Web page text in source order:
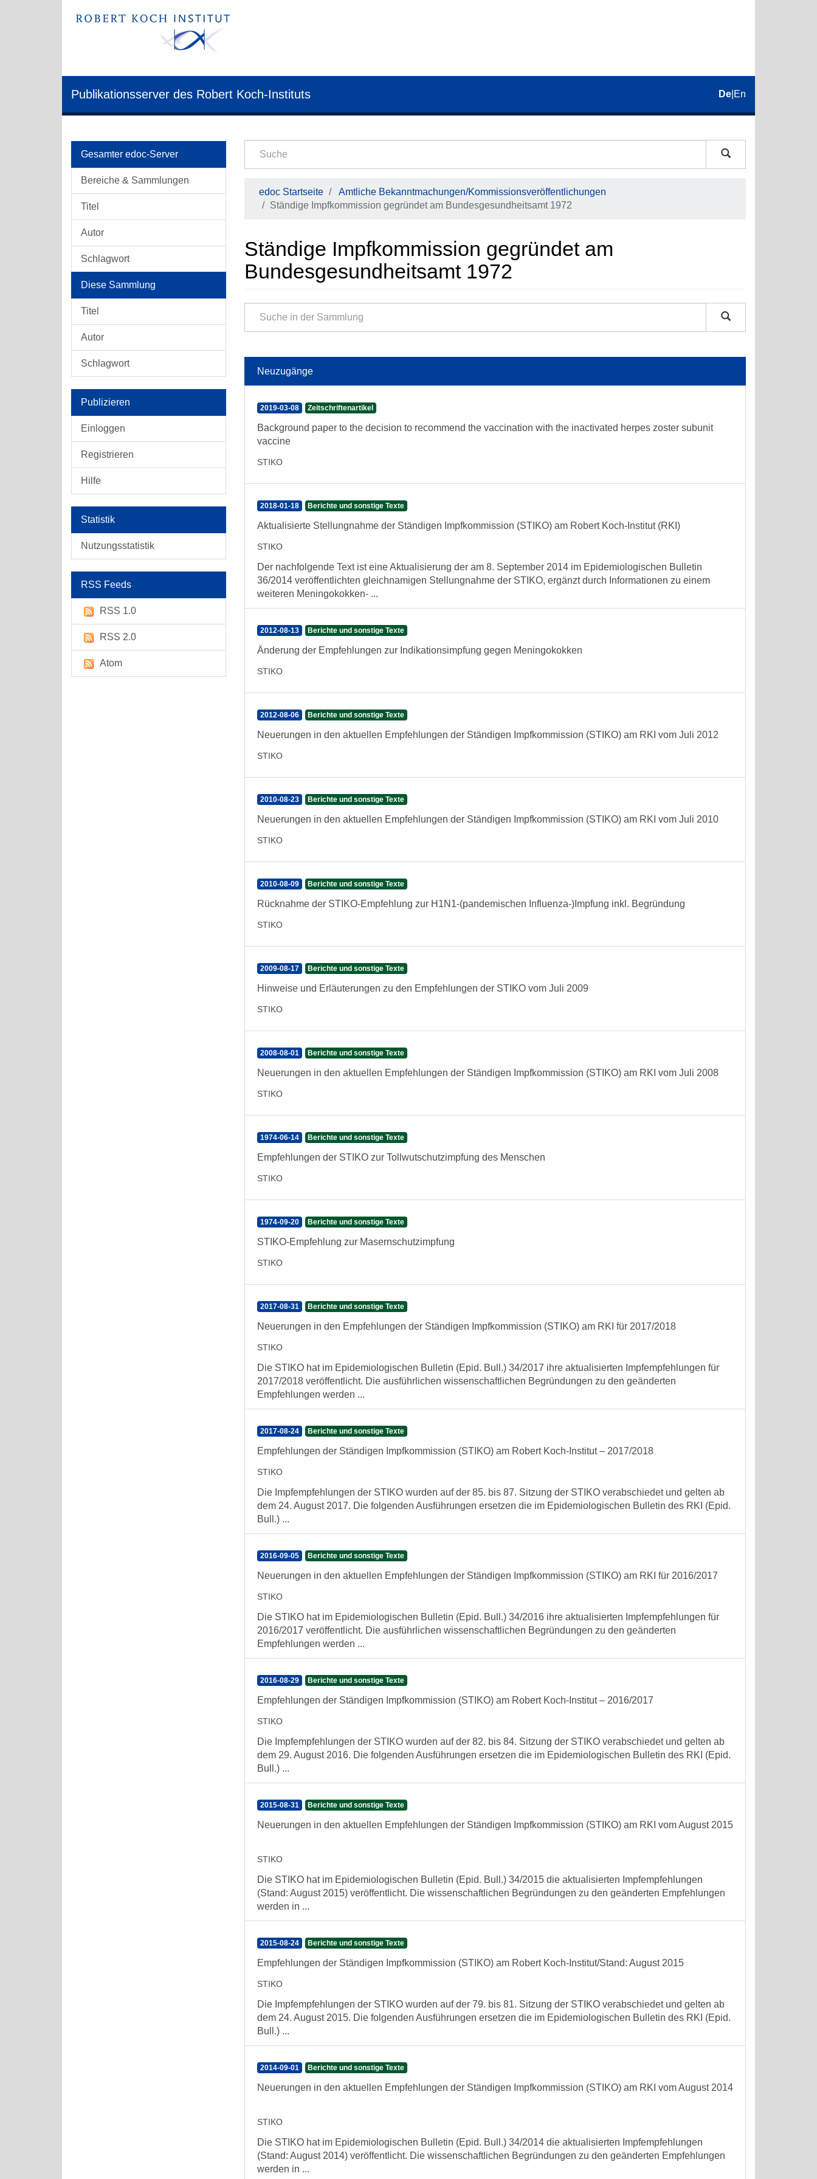
Publikationsserver des Robert Koch-Instituts De En
Gesamter edoc-Server
Bereiche & Sammlungen
Titel
Autor
Schlagwort
Diese Sammlung
Titel
Autor
Schlagwort
Publizieren
Einloggen
Registrieren
Hilfe
Statistik
Nutzungsstatistik
RSS Feeds
RSS 1.0
RSS 2.0
Atom
edoc Startseite
Amtliche Bekanntmachungen/Kommissionsveröffentlichungen
Ständige Impfkommission gegründet am Bundesgesundheitsamt 1972
Ständige Impfkommission gegründet am
Bundesgesundheitsamt 1972
Neuzugänge
2019-03-08 Zeitschriftenartikel
Background paper to the decision to recommend the vaccination with the inactivated herpes zoster subunit
vaccine
STIKO
2018-01-18 Berichte und sonstige Texte
Aktualisierte Stellungnahme der Ständigen Impfkommission (STIKO) am Robert Koch-Institut (RKI)
STIKO
Der nachfolgende Text ist eine Aktualisierung der am 8. September 2014 im Epidemiologischen Bulletin
36/2014 veröffentlichten gleichnamigen Stellungnahme der STIKO, ergänzt durch Informationen zu einem
weiteren Meningokokken- ...
2012-08-13 Berichte und sonstige Texte
Änderung der Empfehlungen zur Indikationsimpfung gegen Meningokokken
STIKO
2012-08-06 Berichte und sonstige Texte
Neuerungen in den aktuellen Empfehlungen der Ständigen Impfkommission (STIKO) am RKI vom Juli 2012
STIKO
2010-08-23 Berichte und sonstige Texte
Neuerungen in den aktuellen Empfehlungen der Ständigen Impfkommission (STIKO) am RKI vom Juli 2010
STIKO
2010-08-09 Berichte und sonstige Texte
Rücknahme der STIKO-Empfehlung zur H1N1-(pandemischen Influenza-)Impfung inkl. Begründung
STIKO
2009-08-17 Berichte und sonstige Texte
Hinweise und Erläuterungen zu den Empfehlungen der STIKO vom Juli 2009
STIKO
2008-08-01 Berichte und sonstige Texte
Neuerungen in den aktuellen Empfehlungen der Ständigen Impfkommission (STIKO) am RKI vom Juli 2008
STIKO
1974-06-14 Berichte und sonstige Texte
Empfehlungen der STIKO zur Tollwutschutzimpfung des Menschen
STIKO
1974-09-20 Berichte und sonstige Texte
STIKO-Empfehlung zur Masernschutzimpfung
STIKO
2017-08-31 Berichte und sonstige Texte
Neuerungen in den Empfehlungen der Ständigen Impfkommission (STIKO) am RKI für 2017/2018
STIKO
Die STIKO hat im Epidemiologischen Bulletin (Epid. Bull.) 34/2017 ihre aktualisierten Impfempfehlungen für
2017/2018 veröffentlicht. Die ausführlichen wissenschaftlichen Begründungen zu den geänderten
Empfehlungen werden ...
2017-08-24 Berichte und sonstige Texte
Empfehlungen der Ständigen Impfkommission (STIKO) am Robert Koch-Institut – 2017/2018
STIKO
Die Impfempfehlungen der STIKO wurden auf der 85. bis 87. Sitzung der STIKO verabschiedet und gelten ab
dem 24. August 2017. Die folgenden Ausführungen ersetzen die im Epidemiologischen Bulletin des RKI (Epid.
Bull.) ...
2016-09-05 Berichte und sonstige Texte
Neuerungen in den aktuellen Empfehlungen der Ständigen Impfkommission (STIKO) am RKI für 2016/2017
STIKO
Die STIKO hat im Epidemiologischen Bulletin (Epid. Bull.) 34/2016 ihre aktualisierten Impfempfehlungen für
2016/2017 veröffentlicht. Die ausführlichen wissenschaftlichen Begründungen zu den geänderten
Empfehlungen werden ...
2016-08-29 Berichte und sonstige Texte
Empfehlungen der Ständigen Impfkommission (STIKO) am Robert Koch-Institut – 2016/2017
STIKO
Die Impfempfehlungen der STIKO wurden auf der 82. bis 84. Sitzung der STIKO verabschiedet und gelten ab
dem 29. August 2016. Die folgenden Ausführungen ersetzen die im Epidemiologischen Bulletin des RKI (Epid.
Bull.) ...
2015-08-31 Berichte und sonstige Texte
Neuerungen in den aktuellen Empfehlungen der Ständigen Impfkommission (STIKO) am RKI vom August 2015
STIKO
Die STIKO hat im Epidemiologischen Bulletin (Epid. Bull.) 34/2015 die aktualisierten Impfempfehlungen
(Stand: August 2015) veröffentlicht. Die wissenschaftlichen Begründungen zu den geänderten Empfehlungen
werden in ...
2015-08-24 Berichte und sonstige Texte
Empfehlungen der Ständigen Impfkommission (STIKO) am Robert Koch-Institut/Stand: August 2015
STIKO
Die Impfempfehlungen der STIKO wurden auf der 79. bis 81. Sitzung der STIKO verabschiedet und gelten ab
dem 24. August 2015. Die folgenden Ausführungen ersetzen die im Epidemiologischen Bulletin des RKI (Epid.
Bull.) ...
2014-09-01 Berichte und sonstige Texte
Neuerungen in den aktuellen Empfehlungen der Ständigen Impfkommission (STIKO) am RKI vom August 2014
STIKO
Die STIKO hat im Epidemiologischen Bulletin (Epid. Bull.) 34/2014 die aktualisierten Impfempfehlungen
(Stand: August 2014) veröffentlicht. Die wissenschaftlichen Begründungen zu den geänderten Empfehlungen
werden in ...